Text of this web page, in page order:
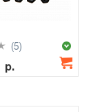
(5)
р.